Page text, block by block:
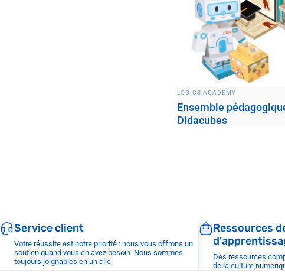
DISTRIBUTEUR:
LOGICS ACADEMY
Ensemble
Didacubes
Service client
Votre réussite est notre priorité : nous vous offrons un
soutien quand vous en avez besoin. Nous sommes
toujours joignables en un clic.
Ressources
Des ressources
de la culture